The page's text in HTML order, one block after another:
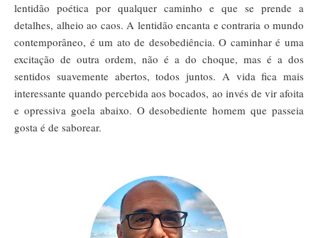
lentidão poética por qualquer caminho e que se prende a
detalhes, alheio ao caos. A lentidão encanta e contraria o mundo
contemporâneo, é um ato de desobediência. O caminhar é uma
excitação de outra ordem, não é a do choque, mas é a dos
sentidos suavemente abertos, todos juntos. A vida fica mais
interessante quando percebida aos bocados, ao invés de vir afoita
e opressiva goela abaixo. O desobediente homem que passeia
gosta é de saborear.